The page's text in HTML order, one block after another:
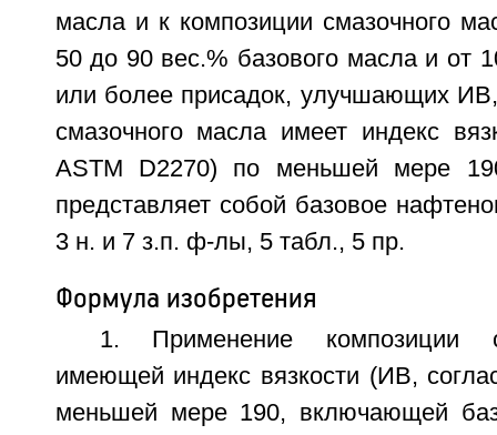
масла и к композиции смазочного
50 до 90 вес.% базового масла и от
или более присадок, улучшающих
смазочного масла имеет индекс
ASTM D2270) по меньшей мере
представляет собой базовое
3 н. и 7 з.п. ф-лы, 5 табл., 5 пр.
Формула изобретения
1. Применение композиции
имеющей индекс вязкости (ИВ,
меньшей мере 190, включающей